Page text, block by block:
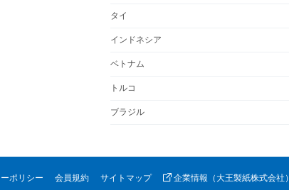
タイ
インドネシア
ベトナム
トルコ
ブラジル
ポリシー 会員規約 サイトマップ 企業情報（大王製紙株式会社）